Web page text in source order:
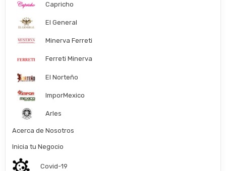
Capricho
El General
Minerva Ferreti
Ferreti Minerva
El Norteño
ImporMexico
Arles
Acerca de Nosotros
Inicia tu Negocio
Covid-19